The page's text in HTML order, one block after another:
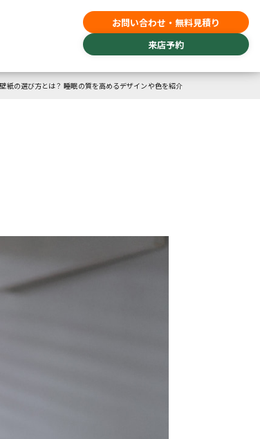
お問い合わせ・無料見積り
来店予約
紙の選び方とは？ 睡眠の質を高めるデザインや色を紹介